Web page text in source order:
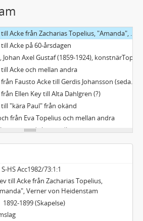
Ackes samling
från Zacharias Topelius, "Amanda", Verner von Heidenstam
Acke på 60-årsdagen
Gustaf (1859-1924), konstnärTopelius, Eva (1855-1929), finlandssvensk konstnär
till Acke och mellan andra
Fausto Acke till Gerdis Johansson (sedan Acke-Sung)
Ellen Key till Alta Dahlgren (?)
till "kära Paul" från okänd
från Eva Topelius och mellan andra
och juridiska handlingar samt övrigt
skissböcker samt dagboken "Fråga mig om goda råd."
1917-1920
1921-1923
1925-1926
1927-1928
S-HS Acc1982/73:1:1
till Acke från Zacharias Topelius,
Verner von Heidenstam
1892-1899 (Skapelse)